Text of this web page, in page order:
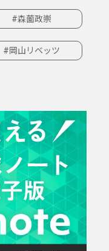
#森薗政崇
#岡山リベッツ